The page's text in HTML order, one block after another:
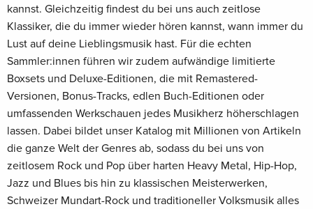
kannst. Gleichzeitig findest du bei uns auch zeitlose
Klassiker, die du immer wieder hören kannst, wann immer du
Lust auf deine Lieblingsmusik hast. Für die echten
Sammler:innen führen wir zudem aufwändige limitierte
Boxsets und Deluxe-Editionen, die mit Remastered-
Versionen, Bonus-Tracks, edlen Buch-Editionen oder
umfassenden Werkschauen jedes Musikherz höherschlagen
lassen. Dabei bildet unser Katalog mit Millionen von Artikeln
die ganze Welt der Genres ab, sodass du bei uns von
zeitlosem Rock und Pop über harten Heavy Metal, Hip-Hop,
Jazz und Blues bis hin zu klassischen Meisterwerken,
Schweizer Mundart-Rock und traditioneller Volksmusik alles